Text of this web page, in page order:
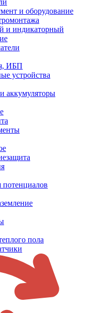
и оборудование
и индикаторный
ИБП
устройства
аккумуляторы
потенциалов
пола